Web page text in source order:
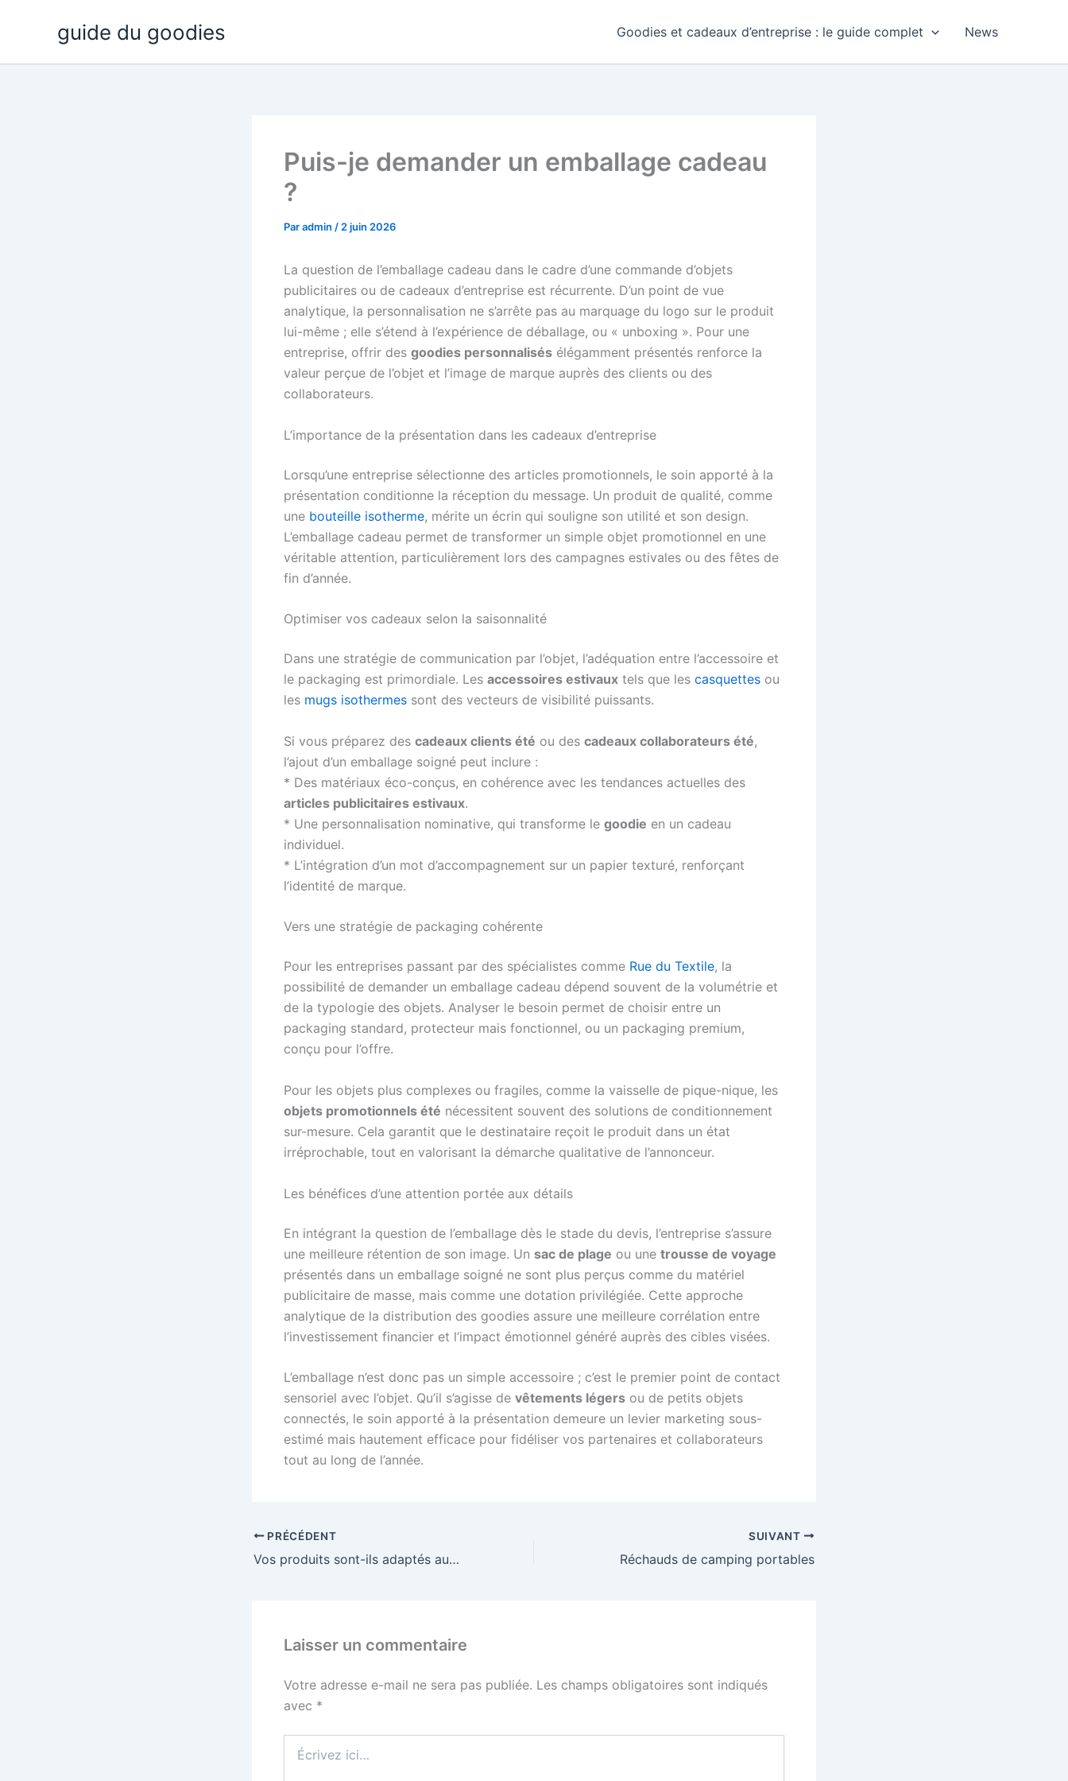
guide du goodies Goodies et cadeaux d’entreprise : le guide complet News
Puis-je demander un emballage cadeau
?
Paradmin / 2 juin 2026
La question de l’emballage cadeau dans le cadre d’une commande d’objets
publicitaires ou de cadeaux d’entreprise est récurrente. D’un point de vue
analytique, la personnalisation ne s’arrête pas au marquage du logo sur le produit
lui-même ; elle s’étend à l’expérience de déballage, ou « unboxing ». Pour une
entreprise, offrir des goodies personnalisés élégamment présentés renforce la
valeur perçue de l’objet et l’image de marque auprès des clients ou des
collaborateurs.
L’importance de la présentation dans les cadeaux d’entreprise
Lorsqu’une entreprise sélectionne des articles promotionnels, le soin apporté à la
présentation conditionne la réception du message. Un produit de qualité, comme
une bouteille isotherme, mérite un écrin qui souligne son utilité et son design.
L’emballage cadeau permet de transformer un simple objet promotionnel en une
véritable attention, particulièrement lors des campagnes estivales ou des fêtes de
fin d’année.
Optimiser vos cadeaux selon la saisonnalité
Dans une stratégie de communication par l’objet, l’adéquation entre l’accessoire et
le packaging est primordiale. Les accessoires estivaux tels que les casquettes ou
les mugs isothermes sont des vecteurs de visibilité puissants.
Si vous préparez des cadeaux clients été ou des cadeaux collaborateurs été,
l’ajout d’un emballage soigné peut inclure :
* Des matériaux éco-conçus, en cohérence avec les tendances actuelles des
articles publicitaires estivaux.
* Une personnalisation nominative, qui transforme le goodie en un cadeau
individuel.
* L’intégration d’un mot d’accompagnement sur un papier texturé, renforçant
l’identité de marque.
Vers une stratégie de packaging cohérente
Pour les entreprises passant par des spécialistes comme Rue du Textile, la
possibilité de demander un emballage cadeau dépend souvent de la volumétrie et
de la typologie des objets. Analyser le besoin permet de choisir entre un
packaging standard, protecteur mais fonctionnel, ou un packaging premium,
conçu pour l’offre.
Pour les objets plus complexes ou fragiles, comme la vaisselle de pique-nique, les
objets promotionnels été nécessitent souvent des solutions de conditionnement
sur-mesure. Cela garantit que le destinataire reçoit le produit dans un état
irréprochable, tout en valorisant la démarche qualitative de l’annonceur.
Les bénéfices d’une attention portée aux détails
En intégrant la question de l’emballage dès le stade du devis, l’entreprise s’assure
une meilleure rétention de son image. Un sac de plage ou une trousse de voyage
présentés dans un emballage soigné ne sont plus perçus comme du matériel
publicitaire de masse, mais comme une dotation privilégiée. Cette approche
analytique de la distribution des goodies assure une meilleure corrélation entre
l’investissement financier et l’impact émotionnel généré auprès des cibles visées.
L’emballage n’est donc pas un simple accessoire ; c’est le premier point de contact
sensoriel avec l’objet. Qu’il s’agisse de vêtements légers ou de petits objets
connectés, le soin apporté à la présentation demeure un levier marketing sous-
estimé mais hautement efficace pour fidéliser vos partenaires et collaborateurs
tout au long de l’année.
PRÉCÉDENT
Vos produits sont-ils adaptés aux peaux sensibles ?
SUIVANT
Réchauds de camping portables
Laisser un commentaire
Votre adresse e-mail ne sera pas publiée. Les champs obligatoires sont indiqués
avec *
ici…